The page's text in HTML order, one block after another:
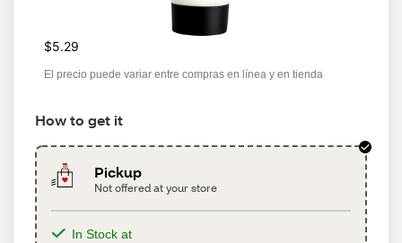
$5.29
El precio puede variar entre compras en línea y en tienda
How to get it
Pickup
Not offered at your store
In Stock at